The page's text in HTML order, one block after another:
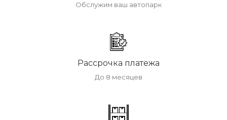
Обслужим ваш автопарк
Рассрочка платежа
До 8 месяцев